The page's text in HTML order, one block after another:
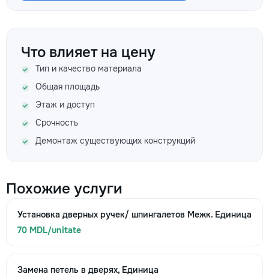
Что влияет на цену
Тип и качество материала
Общая площадь
Этаж и доступ
Срочность
Демонтаж существующих конструкций
Похожие услуги
Установка дверных ручек/ шпингалетов Межк. Единица
70 MDL/unitate
Замена петель в дверях, Единица